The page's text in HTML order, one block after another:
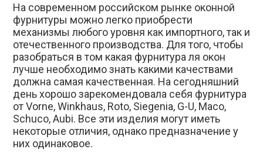
На современном российском рынке оконной
фурнитуры можно легко приобрести
механизмы любого уровня как импортного, так и
отечественного производства. Для того, чтобы
разобраться в том какая фурнитура ля окон
лучше необходимо знать какими качествами
должна самая качественная. На сегодняшний
день хорошо зарекомендовала себя фурнитура
отVorne,Winkhaus, Roto, Siegenia, G-U, Maco,
Schuco,Aubi. Все эти изделия могут иметь
некоторые отличия, однако предназначение у
них одинаковое.